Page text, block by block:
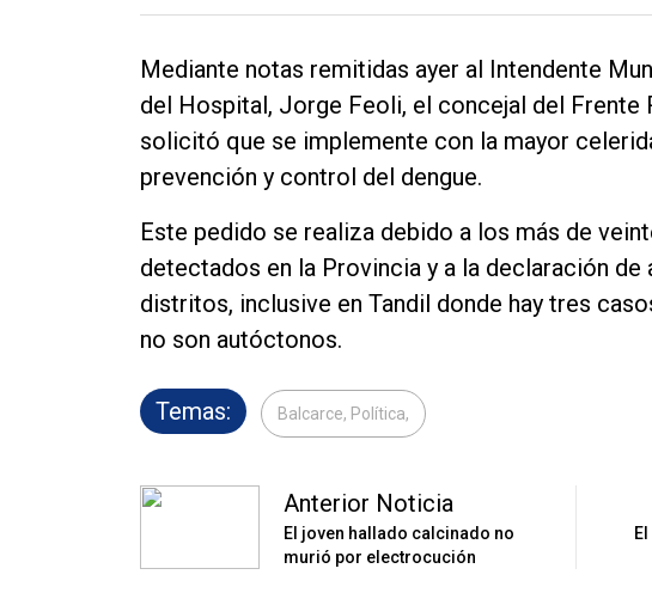
Deportes
Contacto
Mediante notas remitidas ayer al Intendente
del Hospital, Jorge Feoli, el concejal del Frente
solicitó que se implemente con la mayor
prevención y control del dengue.
Este pedido se realiza debido a los más de
detectados en la Provincia y a la declaración de
distritos, inclusive en Tandil donde hay tres
no son autóctonos.
Temas: Balcarce, Política,
Anterior Noticia
El joven hallado calcinado no
murió por electrocución